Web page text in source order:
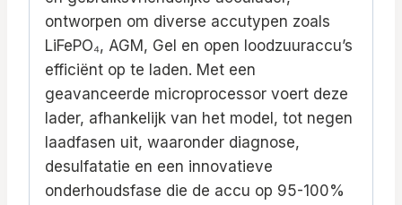
ontworpen om diverse accutypen zoals
LiFePO₄, AGM, Gel en open loodzuuraccu’s
efficiënt op te laden. Met een
geavanceerde microprocessor voert deze
lader, afhankelijk van het model, tot negen
laadfasen uit, waaronder diagnose,
desulfatatie en een innovatieve
onderhoudsfase die de accu op 95-100%